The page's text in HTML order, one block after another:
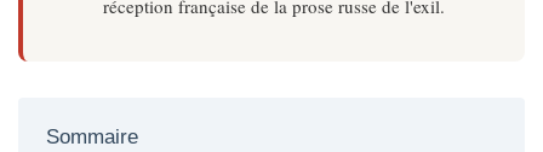
réception française de la prose russe de l'exil.
Sommaire